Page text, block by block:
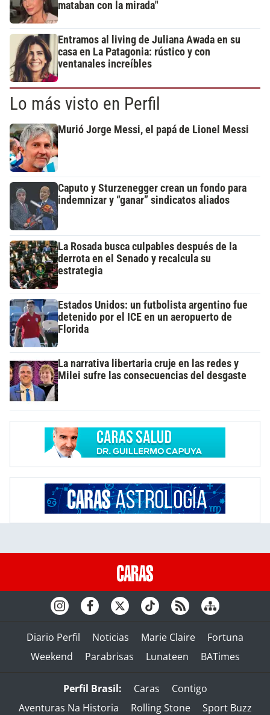
mataban con la mirada"
Entramos al living de Juliana Awada en su
casa en La Patagonia: rústico y con
ventanales increíbles
Lo más visto en Perfil
Murió Jorge Messi, el papá de Lionel Messi
Caputo y Sturzenegger crean un fondo para
indemnizar y “ganar” sindicatos aliados
La Rosada busca culpables después de la
derrota en el Senado y recalcula su
estrategia
Estados Unidos: un futbolista argentino fue
detenido por el ICE en un aeropuerto de
Florida
La narrativa libertaria cruje en las redes y
Milei sufre las consecuencias del desgaste
Diario Perfil Noticias Marie Claire
Fortuna
Weekend
Parabrisas Lunateen BATimes
Perfil Brasil: Caras
Contigo
Aventuras Na Historia
Rolling Stone Sport Buzz